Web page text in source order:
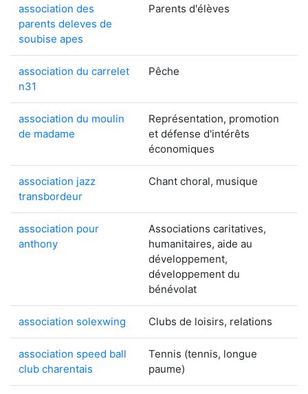
association des
parents deleves de
soubise apes
Parents d'élèves
association du carrelet
n31
Pêche
association du moulin
de madame
Représentation, promotion
et défense d'intérêts
économiques
association jazz
transbordeur
Chant choral, musique
association pour
anthony
Associations caritatives,
humanitaires, aide au
développement,
développement du
bénévolat
association solexwing Clubs de loisirs, relations
association speed ball
club charentais
Tennis (tennis, longue
paume)